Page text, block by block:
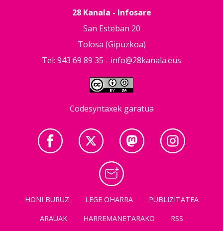
28 Kanala - Infosare
San Esteban 20
Tolosa (Gipuzkoa)
Tel: 943 69 89 35 - info@28kanala.eus
Codesyntaxek garatua
HONI BURUZ LEGE OHARRA
PUBLIZITATEA
ARAUAK
HARREMANETARAKO RSS